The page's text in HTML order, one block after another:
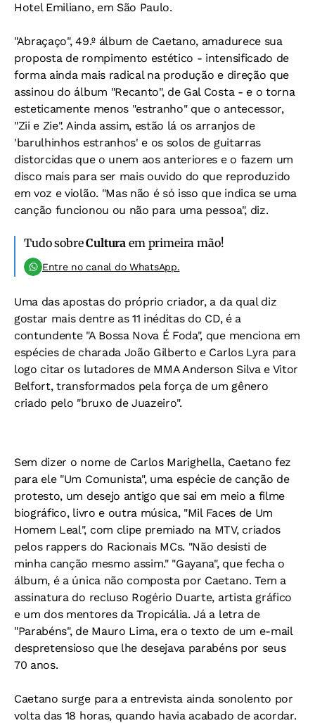
Hotel Emiliano, em São Paulo.
"Abraçaço", 49.º álbum de Caetano, amadurece sua
proposta de rompimento estético - intensificado de
forma ainda mais radical na produção e direção que
assinou do álbum "Recanto", de Gal Costa - e o torna
esteticamente menos "estranho" que o antecessor,
"Zii e Zie". Ainda assim, estão lá os arranjos de
'barulhinhos estranhos' e os solos de guitarras
distorcidas que o unem aos anteriores e o fazem um
disco mais para ser mais ouvido do que reproduzido
em voz e violão. "Mas não é só isso que indica se uma
canção funcionou ou não para uma pessoa", diz.
Tudo sobreCultura em primeira mão!
Entre no canal do WhatsApp.
Uma das apostas do próprio criador, a da qual diz
gostar mais dentre as 11 inéditas do CD, é a
contundente "A Bossa Nova É Foda", que menciona em
espécies de charada João Gilberto e Carlos Lyra para
logo citar os lutadores de MMA Anderson Silva e Vitor
Belfort, transformados pela força de um gênero
criado pelo "bruxo de Juazeiro".
Sem dizer o nome de Carlos Marighella, Caetano fez
para ele "Um Comunista", uma espécie de canção de
protesto, um desejo antigo que sai em meio a filme
biográfico, livro e outra música, "Mil Faces de Um
Homem Leal", com clipe premiado na MTV, criados
pelos rappers do Racionais MCs. "Não desisti de
minha canção mesmo assim." "Gayana", que fecha o
álbum, é a única não composta por Caetano. Tem a
assinatura do recluso Rogério Duarte, artista gráfico
e um dos mentores da Tropicália. Já a letra de
"Parabéns", de Mauro Lima, era o texto de um e-mail
despretensioso que lhe desejava parabéns por seus
70 anos.
Caetano surge para a entrevista ainda sonolento por
volta das 18 horas, quando havia acabado de acordar.